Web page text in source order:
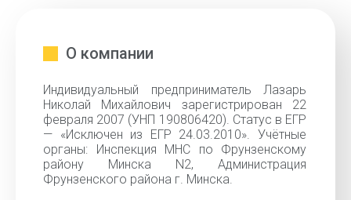
О компании
Индивидуальный предприниматель Лазарь
Николай Михайлович зарегистрирован 22
февраля 2007 (УНП 190806420). Статус в ЕГР
— «Исключен из ЕГР 24.03.2010». Учётные
органы: Инспекция МНС по Фрунзенскому
району Минска N2, Администрация
Фрунзенского района г. Минска.